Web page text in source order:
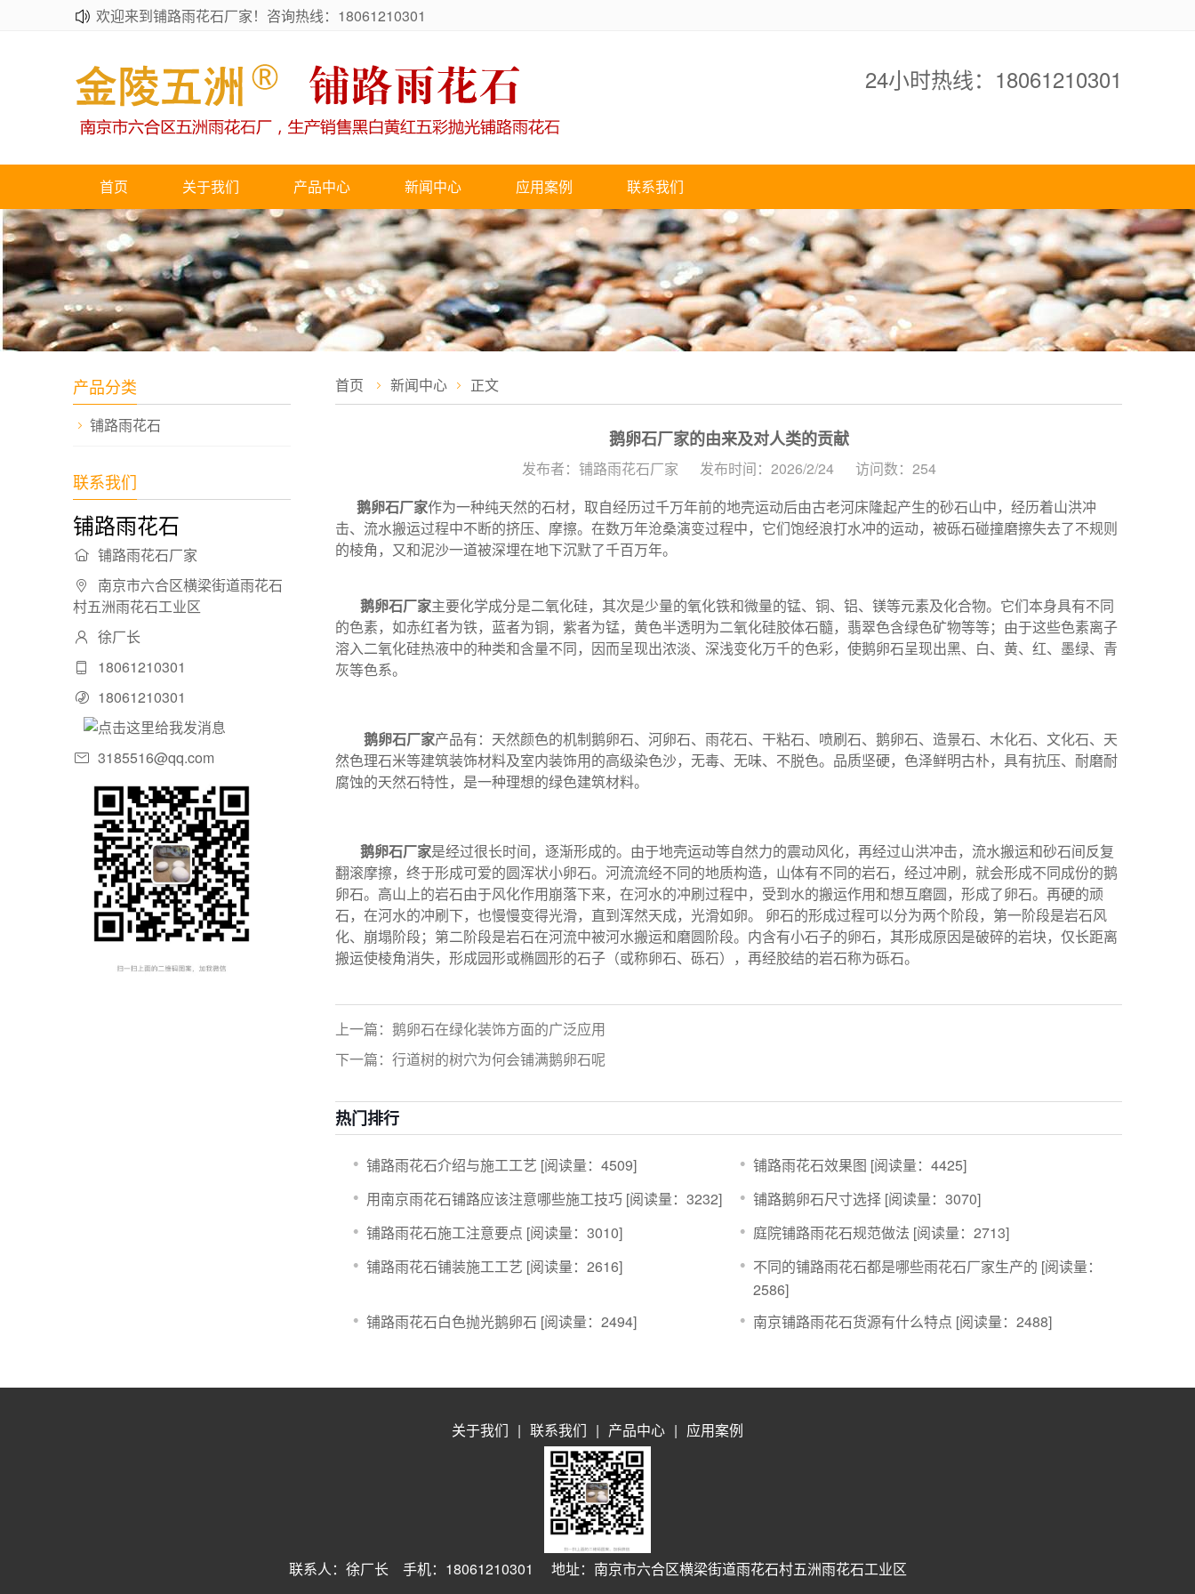
欢迎来到铺路雨花石厂家！咨询热线：18061210301
24小时热线：18061210301
首页 关于我们 产品中心 新闻中心 应用案例 联系我们
产品分类
铺路雨花石
联系我们
铺路雨花石
铺路雨花石厂家
南京市六合区横梁街道雨花石
村五洲雨花石工业区
徐厂长
18061210301
18061210301
3185516@qq.com
首页 新闻中心 正文
鹅卵石厂家的由来及对人类的贡献
发布者：铺路雨花石厂家 发布时间：2026/2/24
访问数：254
鹅卵石厂家作为一种纯天然的石材，取自经历过千万年前的地壳运动后由古老河床隆起产生的砂石山中，经历着山洪冲
击、流水搬运过程中不断的挤压、摩擦。在数万年沧桑演变过程中，它们饱经浪打水冲的运动，被砾石碰撞磨擦失去了不规则
的棱角，又和泥沙一道被深埋在地下沉默了千百万年。
鹅卵石厂家主要化学成分是二氧化硅，其次是少量的氧化铁和微量的锰、铜、铝、镁等元素及化合物。它们本身具有不同
的色素，如赤红者为铁，蓝者为铜，紫者为锰，黄色半透明为二氧化硅胶体石髓，翡翠色含绿色矿物等等；由于这些色素离子
溶入二氧化硅热液中的种类和含量不同，因而呈现出浓淡、深浅变化万千的色彩，使鹅卵石呈现出黑、白、黄、红、墨绿、青
灰等色系。
鹅卵石厂家产品有：天然颜色的机制鹅卵石、河卵石、雨花石、干粘石、喷刷石、鹅卵石、造景石、木化石、文化石、天
然色理石米等建筑装饰材料及室内装饰用的高级染色沙，无毒、无味、不脱色。品质坚硬，色泽鲜明古朴，具有抗压、耐磨耐
腐蚀的天然石特性，是一种理想的绿色建筑材料。
鹅卵石厂家是经过很长时间，逐渐形成的。由于地壳运动等自然力的震动风化，再经过山洪冲击，流水搬运和砂石间反复
翻滚摩擦，终于形成可爱的圆浑状小卵石。河流流经不同的地质构造，山体有不同的岩石，经过冲刷，就会形成不同成份的鹅
卵石。高山上的岩石由于风化作用崩落下来，在河水的冲刷过程中，受到水的搬运作用和想互磨圆，形成了卵石。再硬的顽
石，在河水的冲刷下，也慢慢变得光滑，直到浑然天成，光滑如卵。 卵石的形成过程可以分为两个阶段，第一阶段是岩石风
化、崩塌阶段；第二阶段是岩石在河流中被河水搬运和磨圆阶段。内含有小石子的卵石，其形成原因是破碎的岩块，仅长距离
搬运使棱角消失，形成园形或椭圆形的石子（或称卵石、砾石），再经胶结的岩石称为砾石。
上一篇：鹅卵石在绿化装饰方面的广泛应用
下一篇：行道树的树穴为何会铺满鹅卵石呢
热门排行
铺路雨花石介绍与施工工艺 [阅读量：4509] 铺路雨花石效果图 [阅读量：4425]
用南京雨花石铺路应该注意哪些施工技巧 [阅读量：3232] 铺路鹅卵石尺寸选择 [阅读量：3070]
铺路雨花石施工注意要点 [阅读量：3010] 庭院铺路雨花石规范做法 [阅读量：2713]
铺路雨花石铺装施工工艺 [阅读量：2616] 不同的铺路雨花石都是哪些雨花石厂家生产的 [阅读量：
2586]
铺路雨花石白色抛光鹅卵石 [阅读量：2494] 南京铺路雨花石货源有什么特点 [阅读量：2488]
关于我们 | 联系我们 | 产品中心 | 应用案例
联系人：徐厂长 手机：18061210301 地址：南京市六合区横梁街道雨花石村五洲雨花石工业区